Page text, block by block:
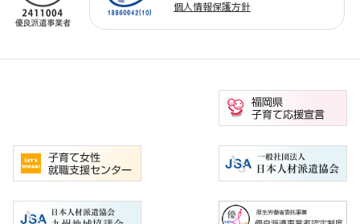
個人情報保護方針